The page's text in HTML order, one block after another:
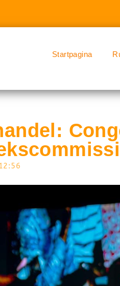
Startpagina